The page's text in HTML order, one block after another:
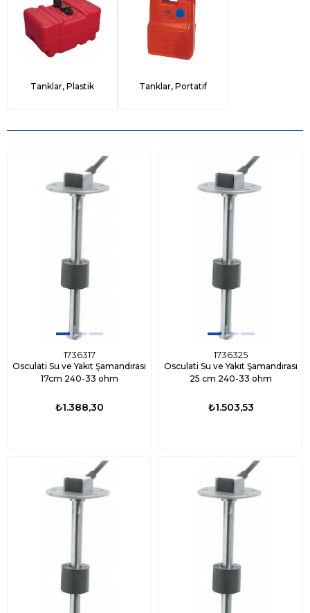
Tanklar, Plastik Tanklar, Portatif
1736317
Osculati Su ve Yakıt Şamandırası
17cm 240-33 ohm
₺1.388,30
1736325
Osculati Su ve Yakıt Şamandırası
25 cm 240-33 ohm
₺1.503,53